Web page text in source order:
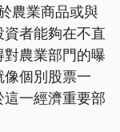
農業商品或與
者能夠在不直
農業部門的曝
個別股票一
一經濟重要部